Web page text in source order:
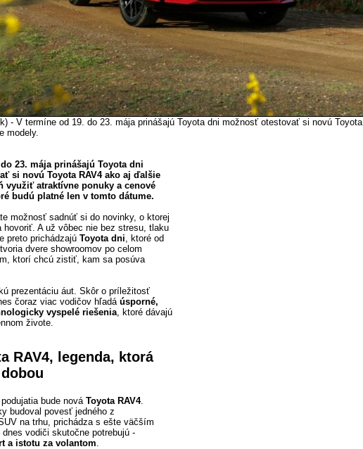
- V termíne od 19. do 23. mája prinášajú Toyota dni možnosť otestovať si novú Toyota
modely.
23. mája prinášajú Toyota dni
si novú Toyota RAV4 ako aj ďalšie
využiť atraktívne ponuky a cenové
budú platné len v tomto dátume.
možnosť sadnúť si do novinky, o ktorej
hovoriť. A už vôbec nie bez stresu, tlaku
preto prichádzajú Toyota dni , ktoré od
dvere showroomov po celom
ktorí chcú zistiť, kam sa posúva
prezentáciu áut. Skôr o príležitosť
čoraz viac vodičov hľadá úsporné,
vyspelé riešenia , ktoré dávajú
živote.
RAV4, legenda, ktorá
bude nová Toyota RAV4.
budoval povesť jedného z
na trhu, prichádza s ešte väčším
vodiči skutočne potrebujú -
a istotu za volantom